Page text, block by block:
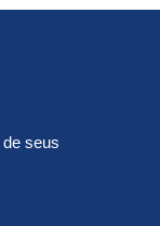
seus